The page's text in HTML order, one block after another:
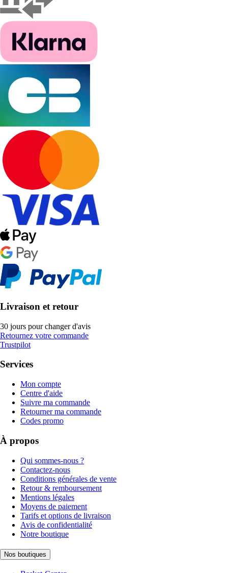
Livraison et retour
30 jours pour changer d'avis
Retournez votre commande
Trustpilot
Services
Mon compte
Centre d'aide
Suivre ma commande
Retourner ma commande
Codes promo
À propos
Qui sommes-nous ?
Contactez-nous
Conditions générales de vente
Retour & remboursement
Mentions légales
Moyens de paiement
Tarifs et options de livraison
Avis de confidentialité
Notre boutique
Nos boutiques